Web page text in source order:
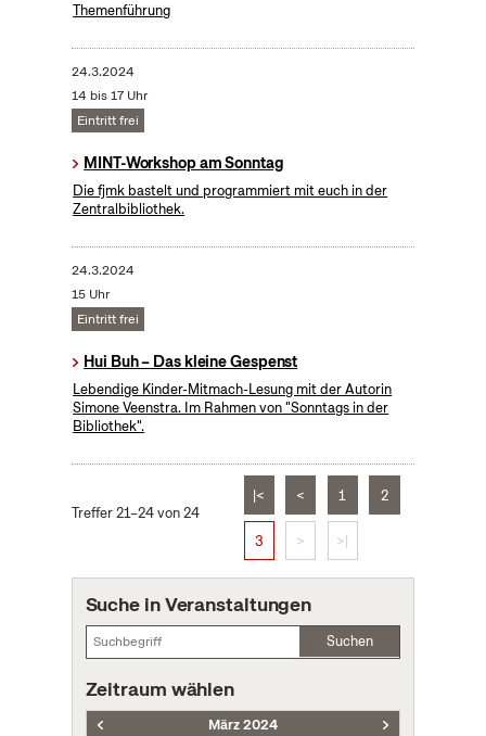
Themenführung
24.3.2024
14 bis 17 Uhr
Eintritt frei
MINT-Workshop am Sonntag
Die fjmk bastelt und programmiert mit euch in der
Zentralbibliothek.
24.3.2024
15 Uhr
Eintritt frei
Hui Buh – Das kleine Gespenst
Lebendige Kinder-Mitmach-Lesung mit der Autorin
Simone Veenstra. Im Rahmen von "Sonntags in der
Bibliothek".
Treffer 21–24 von 24
|< < 1 2
3 > >|
Suche in Veranstaltungen
Suchen
Zeitraum wählen
März 2024